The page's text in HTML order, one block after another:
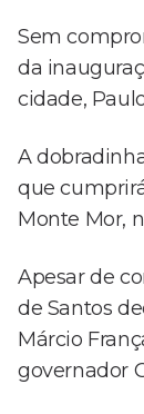
Sem
da
cidade,
A
que
Monte Mor,
Apesar de
de Santos
Márcio
governador